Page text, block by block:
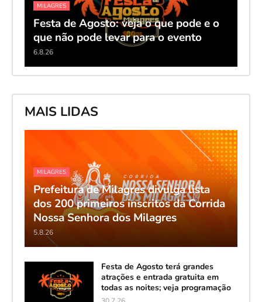
MILAGRES
Festa de Agosto: veja o que pode e o
que não pode levar para o evento
6.8.26
MAIS LIDAS
MILAGRES
Prefeitura de Milagres divulga lista
dos 200 primeiros inscritos da Corrida
Nossa Senhora dos Milagres
5.8.26
Festa de Agosto terá grandes
atrações e entrada gratuita em
todas as noites; veja programação